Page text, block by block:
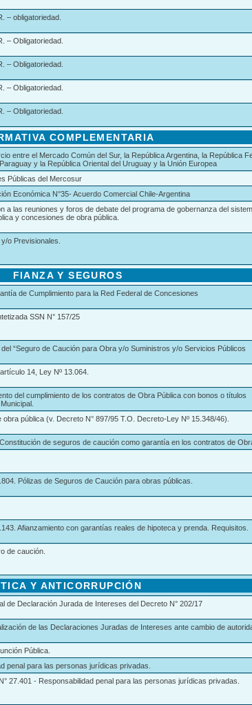
– obligatoriedad.
– Obligatoriedad.
– Obligatoriedad.
– Obligatoriedad.
– Obligatoriedad.
COMPLEMENTARIA
entre el Mercado Común del Sur, la República Argentina, la República
y la República Oriental del Uruguay y la Unión Europea
Públicas del Mercosur
Económica N°35- Acuerdo Comercial Chile-Argentina
a las reuniones y foros de debate del programa de gobernanza del
y concesiones de obra pública.
o Previsionales.
FIANZA Y SEGUROS
de Cumplimiento para la Red Federal de Concesiones
SSN N° 157/25
“Seguro de Caución para Obra y/o Suministros y/o Servicios Públicos
14, Ley Nº 13.064.
del cumplimiento de los contratos de Obra Pública con bonos o títulos
pública (v. Decreto N° 897/95 T.O. Decreto-Ley Nº 15.348/46).
de seguros de caución como garantía en los contratos de
Pólizas de Seguros de Caución para obras públicas.
Afianzamiento con garantías reales de hipoteca y prenda. Requisitos.
de caución.
Y ANTICORRUPCIÓN
de Declaración Jurada de Intereses del Decreto N° 202/17
de las Declaraciones Juradas de Intereses ante cambio de
Pública.
penal para las personas jurídicas privadas.
27.401 - Responsabilidad penal para las personas jurídicas privadas.